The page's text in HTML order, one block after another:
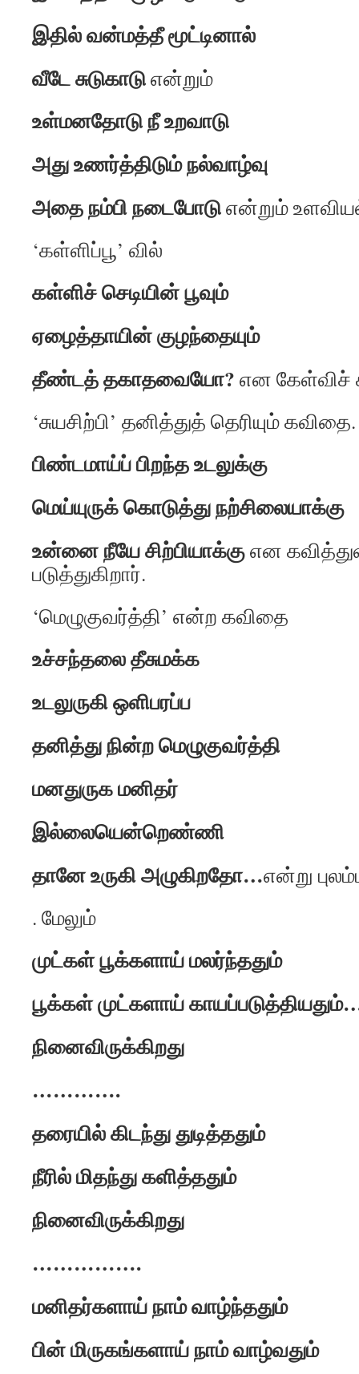
இதில் வன்மத்தீ மூட்டினால்
வீடே சுடுகாடுஎன்றும்
உள்மனதோடு நீ உறவாடு
அது உணர்த்திடும் நல்வாழ்வு
அதை நம்பி நடைபோடுஎன்றும்
‘கள்ளிப்பூ’ வில்
கள்ளிச் செடியின் பூவும்
ஏழைத்தாயின் குழந்தையும்
தீண்டத் தகாதவையோ? என கேள்விச்
‘சுயசிற்பி’ தனித்துத் தெரியும்
பிண்டமாய்ப் பிறந்த உடலுக்கு
மெய்யுருக் கொடுத்து நற்சிலையாக்கு
உன்னை நீயே சிற்பியாக்குஎன
படுத்துகிறார்.
‘மெழுகுவர்த்தி’ என்ற கவிதை
உச்சந்தலை தீசுமக்க
உடலுருகி ஒளிபரப்ப
தனித்து நின்ற மெழுகுவர்த்தி
மனதுருக மனிதர்
இல்லையென்றெண்ணி
தானே உருகி அழுகிறதோ…என்று
. மேலும்
முட்கள் பூக்களாய் மலர்ந்ததும்
பூக்கள் முட்களாய்
நினைவிருக்கிறது
………….
தரையில் கிடந்து துடித்ததும்
நீரில் மிதந்து களித்ததும்
நினைவிருக்கிறது
…………….
மனிதர்களாய் நாம் வாழ்ந்ததும்
பின் மிருகங்களாய் நாம் வாழ்வதும்